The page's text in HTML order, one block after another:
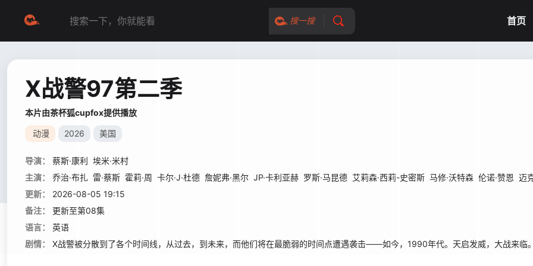
搜一搜 首页
X战警97第二季
本片由茶杯狐cupfox提供播放
动漫 2026 美国
导演： 蔡斯·康利 埃米·米村
主演：
乔治·布扎 雷·蔡斯 霍莉·周 卡尔·J·杜德 詹妮弗·黑尔 JP·卡利亚赫 罗斯·马昆德 艾莉森·西莉-史密斯 马修·沃特森 伦诺·赞恩 迈
更新：
2026-08-05 19:15
备注：
更新至第08集
语言：
英语
剧情：
X战警被分散到了各个时间线，从过去，到未来，而他们将在最脆弱的时间点遭遇袭击——如今，1990年代。天启发威，大战来临